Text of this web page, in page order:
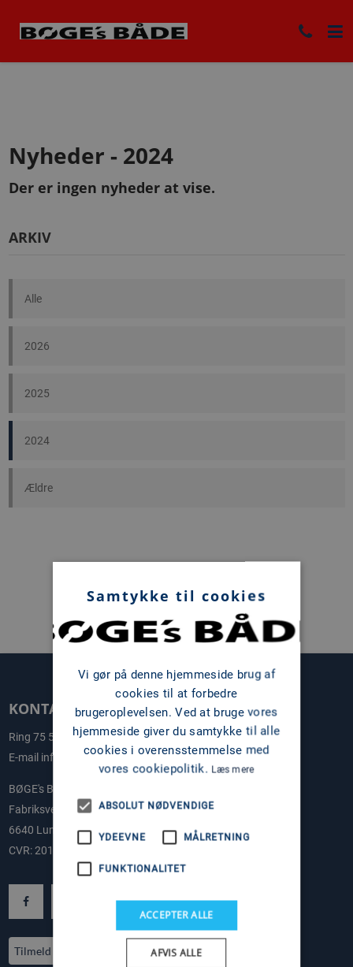
Nyheder - 2024
Der er ingen nyheder at vise.
ARKIV
Alle
2026
2025
2024
Ældre
KONTAKT OS
Ring 75 58 58 11
E-mail info@boges.dk
BØGE's BÅDE
Fabriksvej 2-4
6640 Lunderskov
CVR: 20178108
Tilmeld nyhedsbrev
Samtykke til cookies
Vi gør på denne hjemmeside brug af
cookies til at forbedre
brugeroplevelsen. Ved at bruge vores
hjemmeside giver du samtykke til alle
cookies i overensstemmelse med
vores cookiepolitik. Læs mere
ABSOLUT NØDVENDIGE
YDEEVNE MÅLRETNING
FUNKTIONALITET
ACCEPTER ALLE
AFVIS ALLE